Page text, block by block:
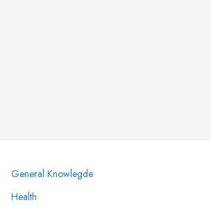
General Knowlegde
Health